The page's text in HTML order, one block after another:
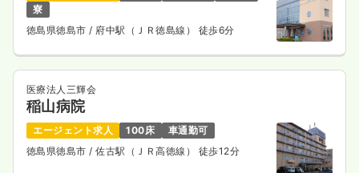
寮
徳島県徳島市/ 府中駅（ＪＲ徳島線） 徒歩6分
医療法人三輝会
稲山病院
エージェント求人 100床
車通勤可
徳島県徳島市/ 佐古駅（ＪＲ高徳線） 徒歩12分